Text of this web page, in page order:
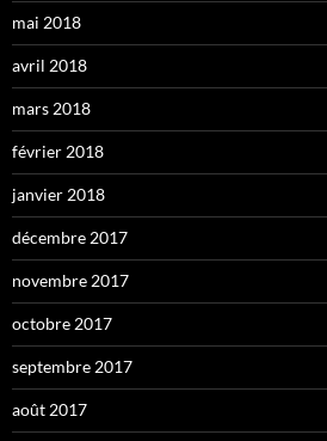
mai 2018
avril 2018
mars 2018
février 2018
janvier 2018
décembre 2017
novembre 2017
octobre 2017
septembre 2017
août 2017